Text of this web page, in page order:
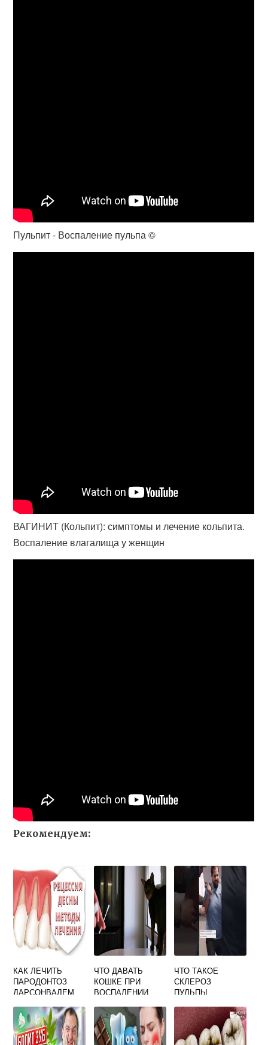
Пульпит - Воспаление пульпа ©
ВАГИНИТ (Кольпит): симптомы и лечение кольпита.
Воспаление влагалища у женщин
Рекомендуем:
КАК ЛЕЧИТЬ
ПАРОДОНТОЗ
ДАРСОНВАЛЕМ
ЧТО ДАВАТЬ
КОШКЕ ПРИ
ВОСПАЛЕНИИ
ЧТО ТАКОЕ
СКЛЕРОЗ
ПУЛЬПЫ